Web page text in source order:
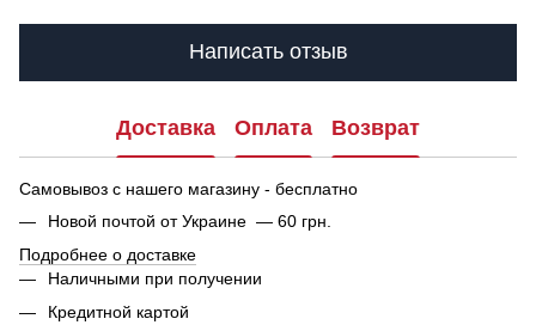
Написать отзыв
Доставка Оплата Возврат
Самовывоз с нашего магазину - бесплатно
Новой почтой от Украине — 60 грн.
Подробнее о доставке
Наличными при получении
Кредитной картой